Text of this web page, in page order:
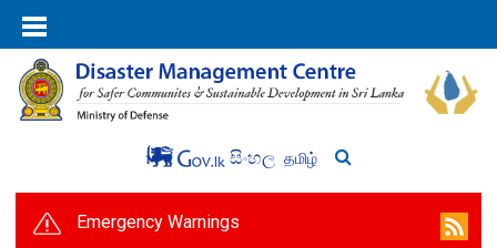
සිංහල தமிழ்
Emergency Warnings